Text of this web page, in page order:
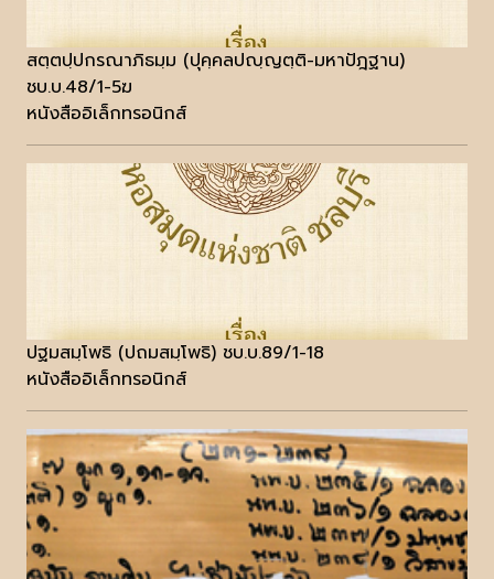
สตฺตปฺปกรณาภิธมฺม (ปุคฺคลปญฺญตฺติ-มหาปัฎฐาน)
ชบ.บ.48/1-5ฆ
หนังสืออิเล็กทรอนิกส์
ปฐมสมฺโพธิ (ปถมสมฺโพธิ) ชบ.บ.89/1-18
หนังสืออิเล็กทรอนิกส์